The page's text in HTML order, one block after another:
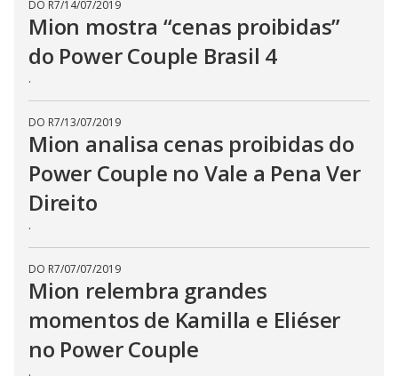
DO R7/14/07/2019
Mion mostra “cenas proibidas”
do Power Couple Brasil 4
.
DO R7/13/07/2019
Mion analisa cenas proibidas do
Power Couple no Vale a Pena Ver
Direito
.
DO R7/07/07/2019
Mion relembra grandes
momentos de Kamilla e Eliéser
no Power Couple
.